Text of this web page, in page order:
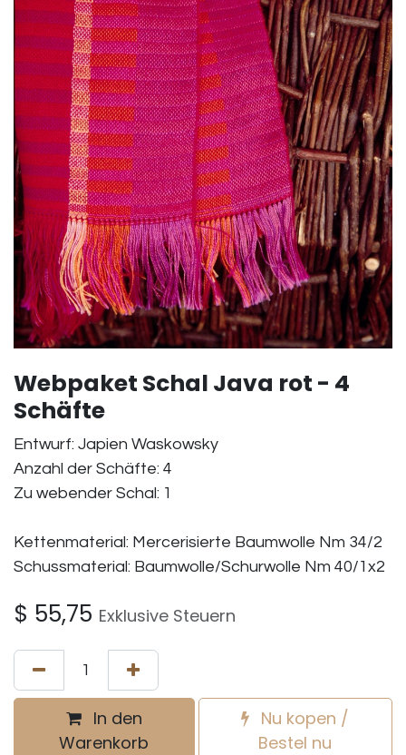
Webpaket Schal Java rot - 4
Schäfte
Entwurf: Japien Waskowsky
Anzahl der Schäfte: 4
Zu webender Schal: 1
Kettenmaterial: Mercerisierte Baumwolle Nm 34/2
Schussmaterial: Baumwolle/Schurwolle Nm 40/1x2
$ 55,75 Exklusive Steuern
In den
Warenkorb
Nu kopen /
Bestel nu